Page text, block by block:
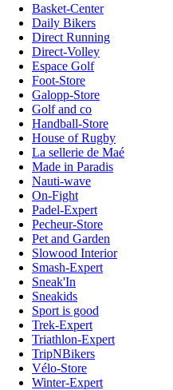
Basket-Center
Daily Bikers
Direct Running
Direct-Volley
Espace Golf
Foot-Store
Galopp-Store
Golf and co
Handball-Store
House of Rugby
La sellerie de Maé
Made in Paradis
Nauti-wave
On-Fight
Padel-Expert
Pecheur-Store
Pet and Garden
Slowood Interior
Smash-Expert
Sneak'In
Sneakids
Sport is good
Trek-Expert
Triathlon-Expert
TripNBikers
Vélo-Store
Winter-Expert